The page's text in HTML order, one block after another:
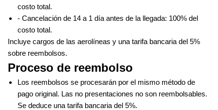
costo total.
- Cancelación de 14 a 1 día antes de la llegada: 100% del
costo total.
Incluye cargos de las aerolíneas y una tarifa bancaria del 5%
sobre reembolsos.
Proceso de reembolso
Los reembolsos se procesarán por el mismo método de
pago original. Las no presentaciones no son reembolsables.
Se deduce una tarifa bancaria del 5%.